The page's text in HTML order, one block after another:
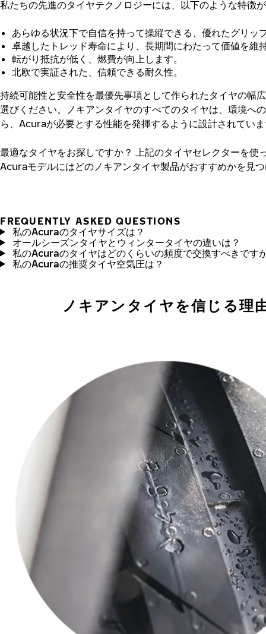
私たちの先進のタイヤテクノロジーには、以下のような特徴
あらゆる状況下で自信を持って操縦できる、優れたグリッ
卓越したトレッド寿命により、長期間にわたって価値を維
転がり抵抗が低く、燃費が向上します。
北欧で実証された、信頼できる耐久性。
持続可能性と安全性を最優先事項として作られたタイヤの幅
選びください。ノキアンタイヤのすべてのタイヤは、環境へ
ら、Acuraが必要とする性能を発揮するように設計されてい
最適なタイヤをお探しですか？
上記のタイヤセレクターを使
Acuraモデルにはどのノキアンタイヤ製品がおすすめかを見
FREQUENTLY ASKED QUESTIONS
私のAcuraのタイヤサイズは？
オールシーズンタイヤとウィンタータイヤの違いは？
私のAcuraのタイヤはどのくらいの頻度で交換すべきです
私のAcuraの推奨タイヤ空気圧は？
ノキアンタイヤを信じる理